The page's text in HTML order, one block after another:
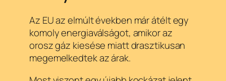
Az EU az elmúlt években már átélt egy
komoly energiaválságot, amikor az
orosz gáz kiesése miatt drasztikusan
megemelkedtek az árak.